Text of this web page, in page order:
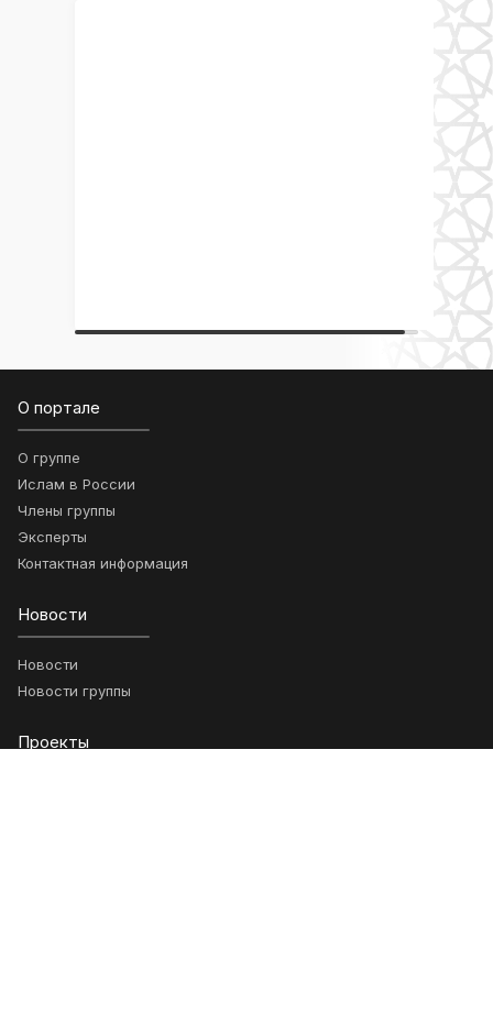
О портале
О группе
Ислам в России
Члены группы
Эксперты
Контактная информация
Новости
Новости
Новости группы
Проекты